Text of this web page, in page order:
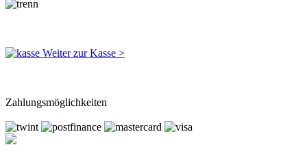
Weiter zur Kasse >
Zahlungsmöglichkeiten